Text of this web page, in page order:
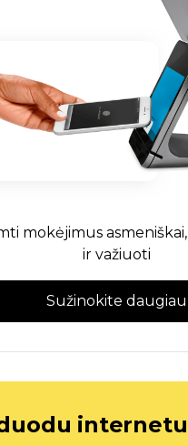
mokėjimus asmeniškai,
ir važiuoti
Sužinokite daugiau
internetu